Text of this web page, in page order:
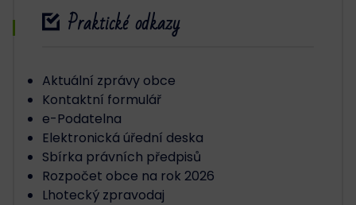
Praktické odkazy
Aktuální zprávy obce
Kontaktní formulář
e-Podatelna
Elektronická úřední deska
Sbírka právních předpisů
Rozpočet obce na rok 2026
Lhotecký zpravodaj